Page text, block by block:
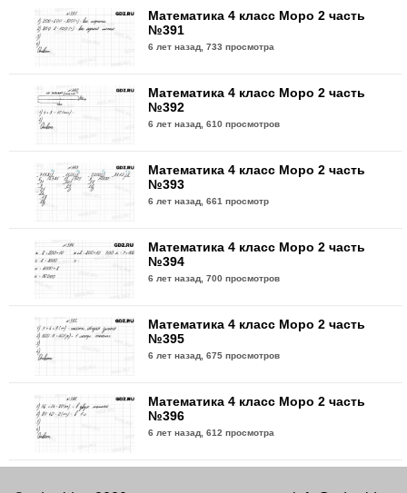
Математика 4 класс Моро 2 часть
№391
6 лет назад,733 просмотра
Математика 4 класс Моро 2 часть
№392
6 лет назад,610 просмотров
Математика 4 класс Моро 2 часть
№393
6 лет назад,661 просмотр
Математика 4 класс Моро 2 часть
№394
6 лет назад,700 просмотров
Математика 4 класс Моро 2 часть
№395
6 лет назад,675 просмотров
Математика 4 класс Моро 2 часть
№396
6 лет назад,612 просмотра